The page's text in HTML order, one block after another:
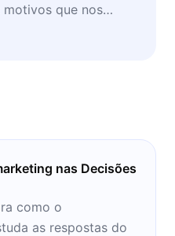
que nos
nunca é um processo
nas Decisões
como o
as respostas do